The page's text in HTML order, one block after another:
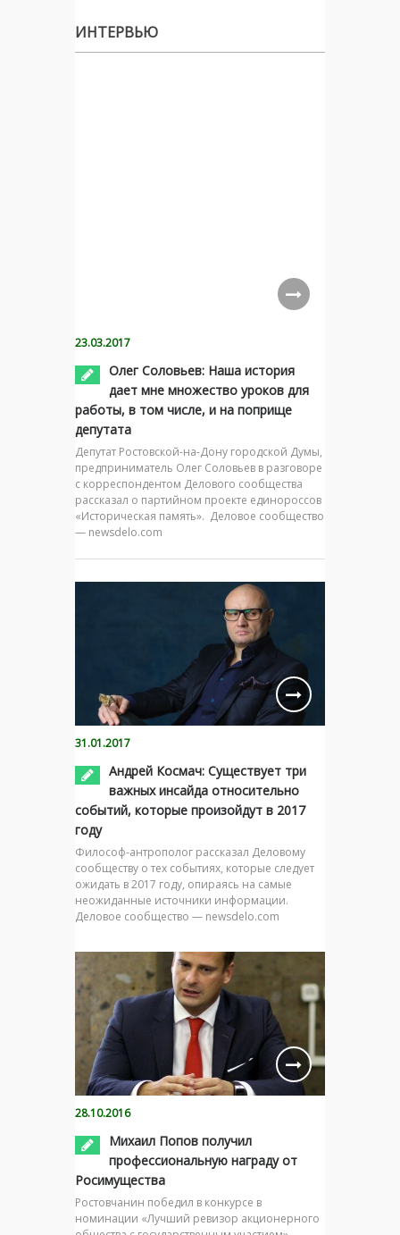
ИНТЕРВЬЮ
23.03.2017
Олег Соловьев: Наша история
дает мне множество уроков для
работы, в том числе, и на поприще
депутата
Депутат Ростовской-на-Дону городской Думы,
предприниматель Олег Соловьев в разговоре
с корреспондентом Делового сообщества
рассказал о партийном проекте единороссов
«Историческая память». Деловое сообщество
— newsdelo.com
31.01.2017
Андрей Космач: Существует три
важных инсайда относительно
событий, которые произойдут в 2017
году
Философ-антрополог рассказал Деловому
сообществу о тех событиях, которые следует
ожидать в 2017 году, опираясь на самые
неожиданные источники информации.
Деловое сообщество — newsdelo.com
28.10.2016
Михаил Попов получил
профессиональную награду от
Росимущества
Ростовчанин победил в конкурсе в
номинации «Лучший ревизор акционерного